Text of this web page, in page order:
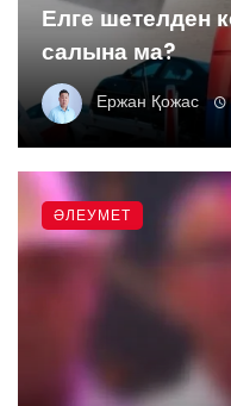
Елге шетелден
салына ма?
Ержан Қожас
ӘЛЕУМЕТ